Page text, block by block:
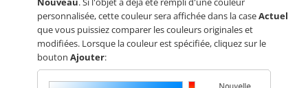
personnalisée, cette couleur sera affichée dans la caseActuel
que vous puissiez comparer les couleurs originales et
modifiées. Lorsque la couleur est spécifiée, cliquez sur le
bouton Ajouter: